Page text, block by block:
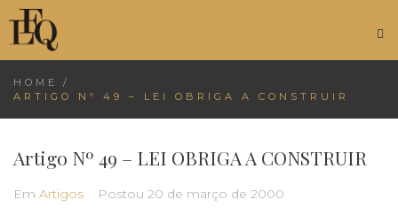
HOME
/
ARTIGO Nº 49 – LEI OBRIGA A CONSTRUIR
Artigo Nº 49 – LEI OBRIGA A CONSTRUIR
Em Artigos Postou 20 de março de 2000